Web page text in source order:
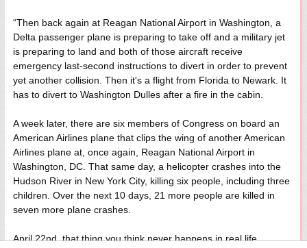
“Then back again at Reagan National Airport in Washington, a
Delta passenger plane is preparing to take off and a military jet
is preparing to land and both of those aircraft receive
emergency last-second instructions to divert in order to prevent
yet another collision. Then it's a flight from Florida to Newark. It
has to divert to Washington Dulles after a fire in the cabin.
A week later, there are six members of Congress on board an
American Airlines plane that clips the wing of another American
Airlines plane at, once again, Reagan National Airport in
Washington, DC. That same day, a helicopter crashes into the
Hudson River in New York City, killing six people, including three
children. Over the next 10 days, 21 more people are killed in
seven more plane crashes.
April 22nd, that thing you think never happens in real life,